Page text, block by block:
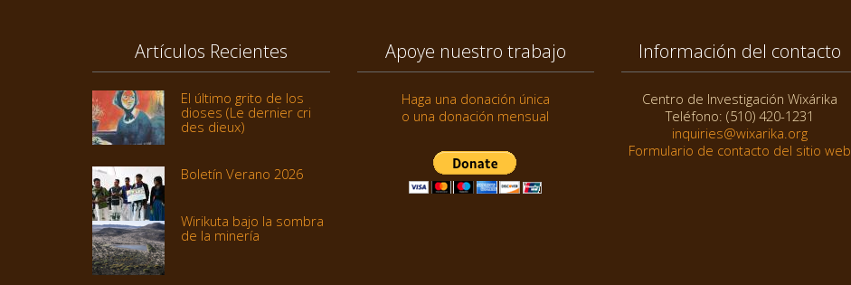
Artículos Recientes
El último grito de los
dioses (Le dernier cri
des dieux)
Boletín Verano 2026
Wirikuta bajo la sombra
de la minería
Apoye nuestro trabajo
Haga una donación única
o una donación mensual
Información del contacto
Centro de Investigación Wixárika
Teléfono: (510) 420-1231
inquiries@wixarika.org
Formulario de contacto del sitio web